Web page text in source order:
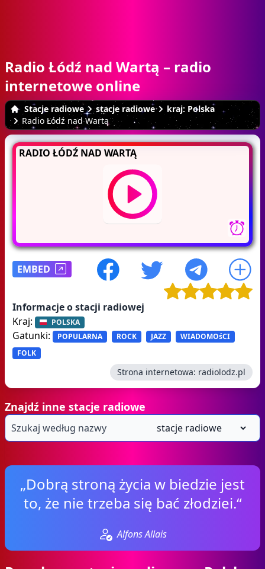
Radio Łódź nad Wartą – radio
internetowe online
Stacje radiowe stacje radiowe
kraj: Polska
Radio Łódź nad Wartą
RADIO ŁÓDŹ NAD WARTĄ
EMBED
Informacje o stacji radiowej
Kraj:
POLSKA
Gatunki: POPULARNA ROCK JAZZ
WIADOMOśCI
FOLK
Strona internetowa: radiolodz.pl
Znajdź inne stacje radiowe
„Dobrą stroną życia w biedzie jest
to, że nie trzeba się bać złodziei.“
Alfons Allais